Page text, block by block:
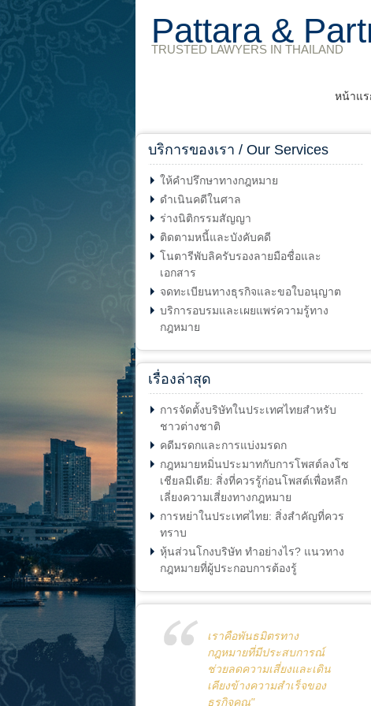
Pattara &
TRUSTED LAWYERS IN THAILAND
หน้าแร
บริการของเรา / Our Services
ให้คำปรึกษาทางกฎหมาย
ดำเนินคดีในศาล
ร่างนิติกรรมสัญญา
ติดตามหนี้และบังคับคดี
โนตารีพับลิครับรองลายมือชื่อและ
เอกสาร
จดทะเบียนทางธุรกิจและขอใบอนุญาต
บริการอบรมและเผยแพร่ความรู้ทาง
กฎหมาย
เรื่องล่าสุด
การจัดตั้งบริษัทในประเทศไทยสำหรับ
ชาวต่างชาติ
คดีมรดกและการแบ่งมรดก
กฎหมายหมิ่นประมาทกับการโพสต์ลงโซ
เชียลมีเดีย: สิ่งที่ควรรู้ก่อนโพสต์เพื่อหลีก
เลี่ยงความเสี่ยงทางกฎหมาย
การหย่าในประเทศไทย: สิ่งสำคัญที่ควร
ทราบ
หุ้นส่วนโกงบริษัท ทำอย่างไร? แนวทาง
กฎหมายที่ผู้ประกอบการต้องรู้
เราคือพันธมิตรทาง
กฎหมายที่มีประสบการณ์
ช่วยลดความเสี่ยงและเดิน
เคียงข้างความสำเร็จของ
ธุรกิจคุณ"